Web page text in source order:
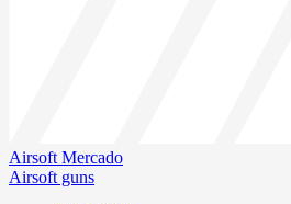
Airsoft Mercado
Airsoft guns